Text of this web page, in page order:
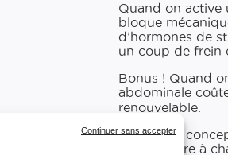
Continuer sans accepter
Quand on active
bloque
d’hormones de
un coup de frein
Bonus ! Quand
abdominale
renouvelable.
Dans mon
d’apprendre à